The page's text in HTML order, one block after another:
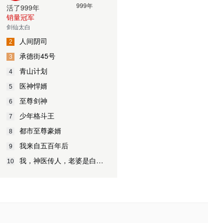
活了999年
销量冠军
剑仙太白
2 人间阴司
3 承德街45号
4 青山计划
5 医神悍婿
6 至尊剑神
7 少年格斗王
8 都市至尊豪婿
9 我来自五百年后
10 我，神医传人，老婆是白富美